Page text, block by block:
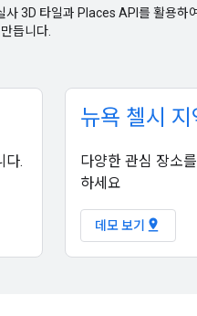
3D 타일과 Places API를 활용하
듭니다.
다.
뉴욕 첼시
다양한 관심 장소
하세요
데모 보기 pin_drop